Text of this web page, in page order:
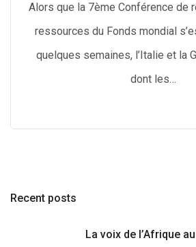
Alors que la 7ème Conférence de
ressources du Fonds mondial
quelques semaines, l’Italie et la
dont les…
Recent posts
La voix de l’Afrique